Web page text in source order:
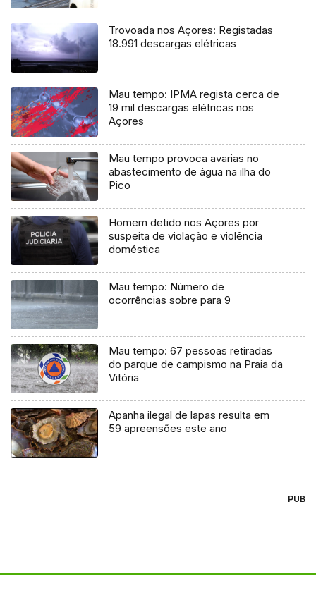
Trovoada nos Açores: Registadas
18.991 descargas elétricas
Mau tempo: IPMA regista cerca de
19 mil descargas elétricas nos
Açores
Mau tempo provoca avarias no
abastecimento de água na ilha do
Pico
Homem detido nos Açores por
suspeita de violação e violência
doméstica
Mau tempo: Número de
ocorrências sobre para 9
Mau tempo: 67 pessoas retiradas
do parque de campismo na Praia da
Vitória
Apanha ilegal de lapas resulta em
59 apreensões este ano
PUB